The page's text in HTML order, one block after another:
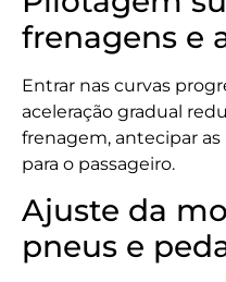
frenagens e
Entrar nas curvas
aceleração gradual
frenagem, antecipar
para o passageiro.
Ajuste da
pneus e